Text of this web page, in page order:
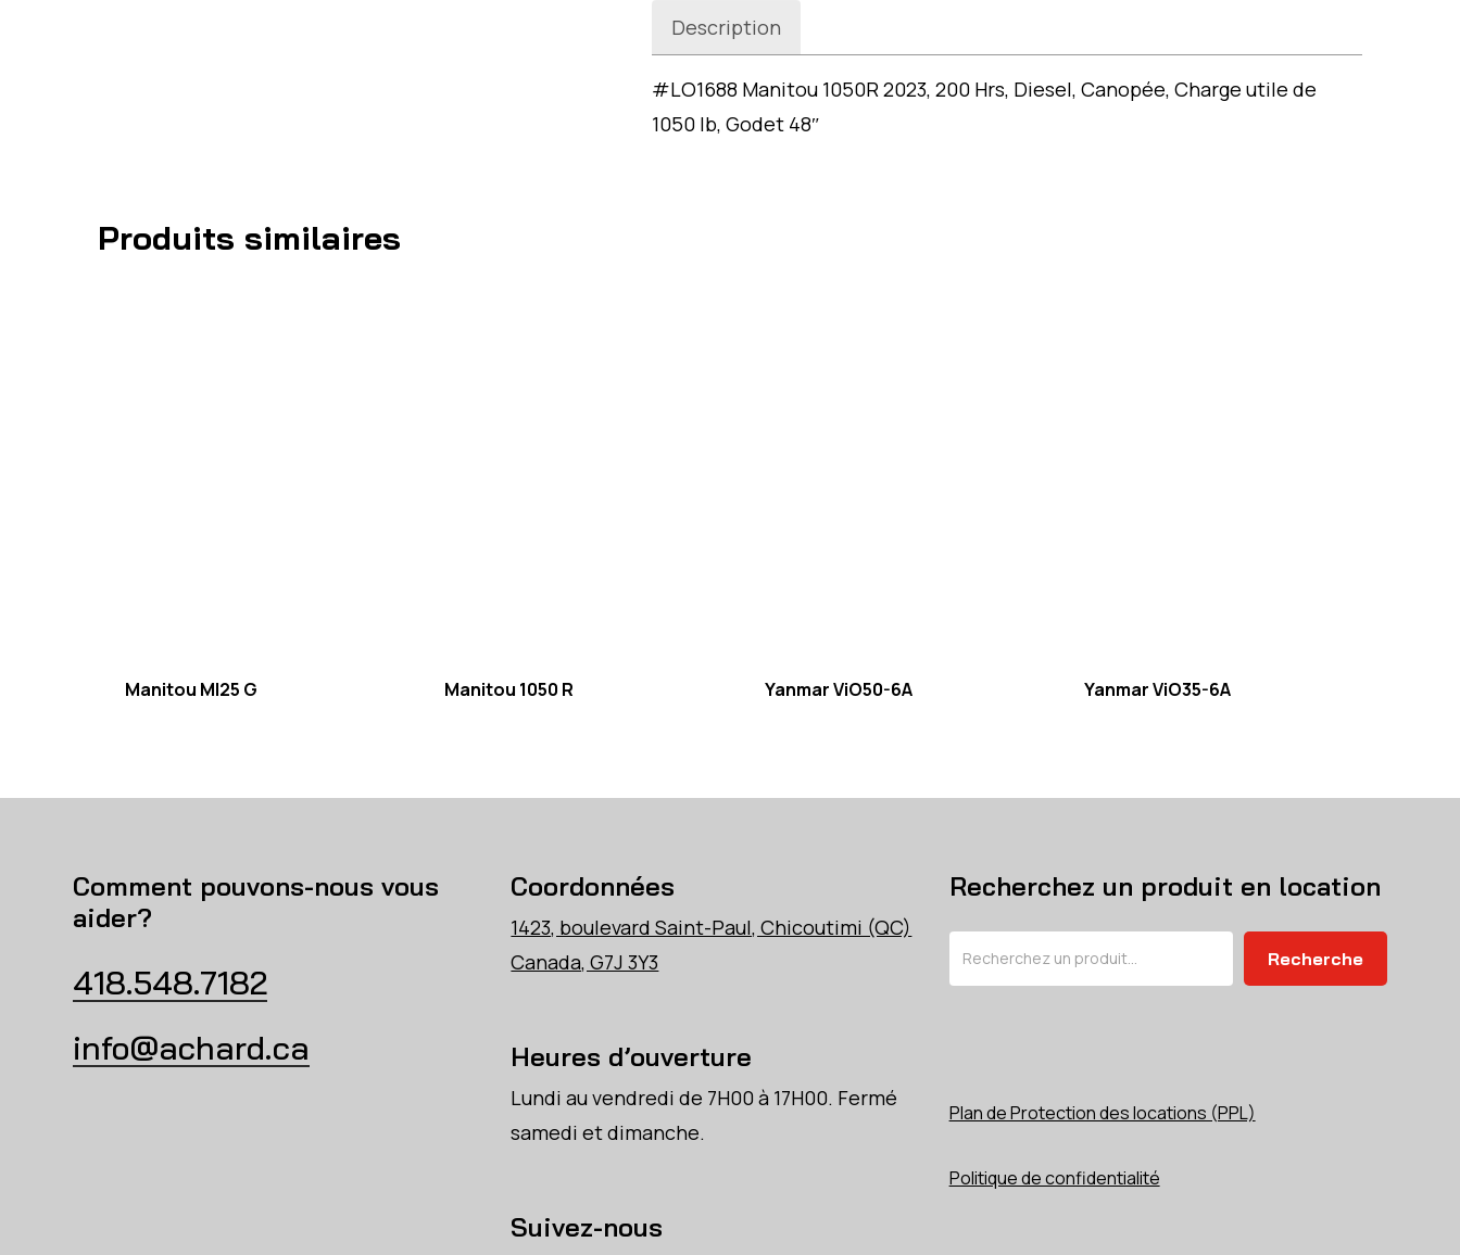
Description
#LO1688 Manitou 1050R 2023, 200 Hrs, Diesel, Canopée, Charge utile de
1050 lb, Godet 48″
Produits similaires
Manitou MI25 G Manitou 1050 R Yanmar ViO50-6A Yanmar ViO35-6A
Comment pouvons-nous vous
aider?
418.548.7182
info@achard.ca
Coordonnées
1423, boulevard Saint-Paul, Chicoutimi (QC)
Canada, G7J 3Y3
Heures d’ouverture
Lundi au vendredi de 7H00 à 17H00. Fermé
samedi et dimanche.
Suivez-nous
Recherchez un produit en location
Recherche
Plan de Protection des locations (PPL)
Politique de confidentialité